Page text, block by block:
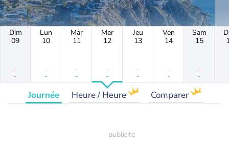
Dim
09
-
-
Lun
10
-
-
Mar
11
-
-
Mer
12
-
-
Jeu
13
-
-
Ven
14
-
-
Sam
15
-
-
Journée Heure / Heure Comparer